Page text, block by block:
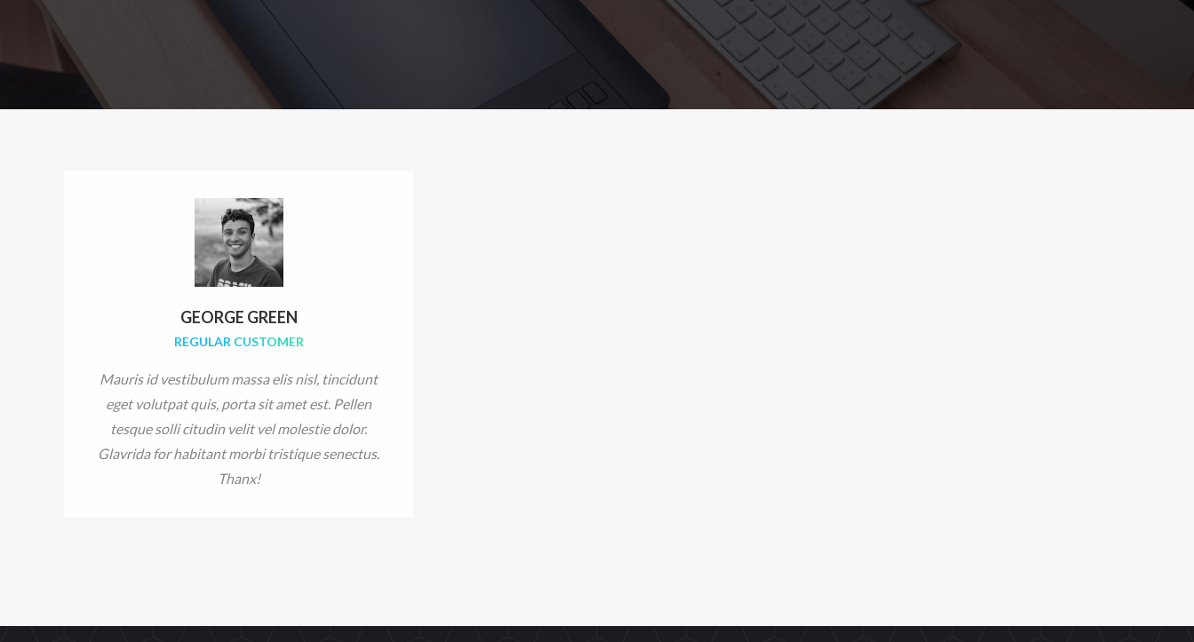
GEORGE GREEN
REGULAR CUSTOMER
Mauris id vestibulum massa elis nisl, tincidunt
eget volutpat quis, porta sit amet est. Pellen
tesque solli citudin velit vel molestie dolor.
Glavrida for habitant morbi tristique senectus.
Thanx!